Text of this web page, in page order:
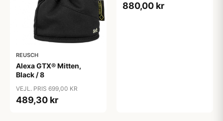
REUSCH
Alexa GTX® Mitten,
Black / 8
VEJL. PRIS 699,00 KR
489,30 kr
880,00 kr